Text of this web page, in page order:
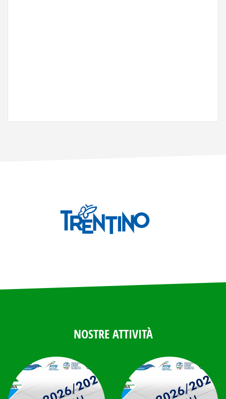
NOSTRE ATTIVITÀ